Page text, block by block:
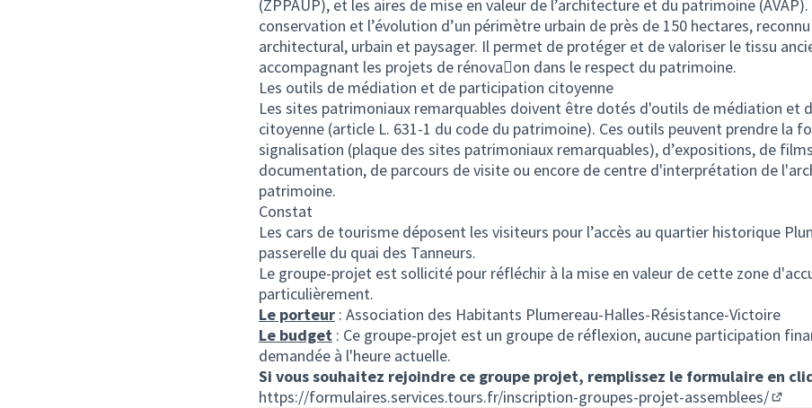
(ZPPAUP), et les aires de mise en valeur de l’architecture et du patrimoine
conservation et l’évolution d’un périmètre urbain de près de 150 hectares,
architectural, urbain et paysager. Il permet de protéger et de valoriser le tissu
accompagnant les projets de rénova􀆟on dans le respect du patrimoine.
Les outils de médiation et de participation citoyenne
Les sites patrimoniaux remarquables doivent être dotés d'outils de médiation et
citoyenne (article L. 631-1 du code du patrimoine). Ces outils peuvent prendre la
signalisation (plaque des sites patrimoniaux remarquables), d’expositions, de
documentation, de parcours de visite ou encore de centre d'interprétation de
patrimoine.
Constat
Les cars de tourisme déposent les visiteurs pour l’accès au quartier historique
passerelle du quai des Tanneurs.
Le groupe-projet est sollicité pour réfléchir à la mise en valeur de cette zone
particulièrement.
Le porteur : Association des Habitants Plumereau-Halles-Résistance-Victoire
Le budget : Ce groupe-projet est un groupe de réflexion, aucune participation
demandée à l'heure actuelle.
Si vous souhaitez rejoindre ce groupe projet, remplissez le formulaire en
https://formulaires.services.tours.fr/inscription-groupes-projet-assemblees/